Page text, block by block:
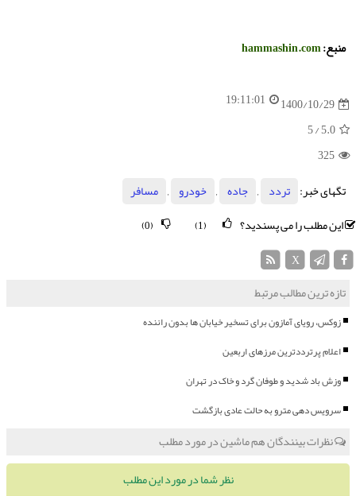
منبع:hammashin.com
1400/10/29
19:11:01
5.0
/ 5
325
تگهای خبر:
تردد , جاده , خودرو ,
مسافر
این مطلب را می پسندید؟
(0)
تازه ترین مطالب مرتبط
زوکس، رویای آمازون برای تسخیر خیابان ها بدون راننده
اعلام پرترددترین مرزهای اربعین
وزش باد شدید و طوفان گرد و خاک در تهران
سرویس دهی مترو به حالت عادی بازگشت
نظرات بینندگان هم ماشین در مورد مطلب
نظر شما در مورد این مطلب